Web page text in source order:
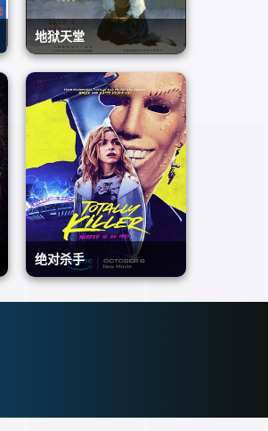
地狱天堂 地狱天堂
恐怖片
0/
绝对杀手 绝对杀手
绝对杀手